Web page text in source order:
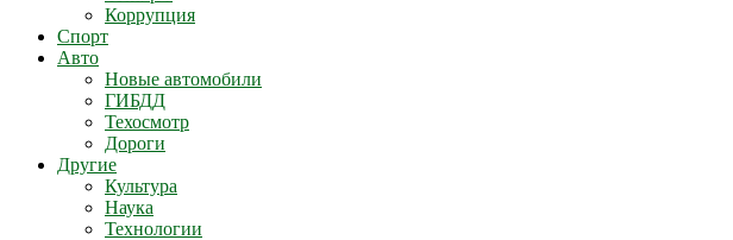
Коррупция
Спорт
Авто
Новые автомобили
ГИБДД
Техосмотр
Дороги
Другие
Культура
Наука
Технологии